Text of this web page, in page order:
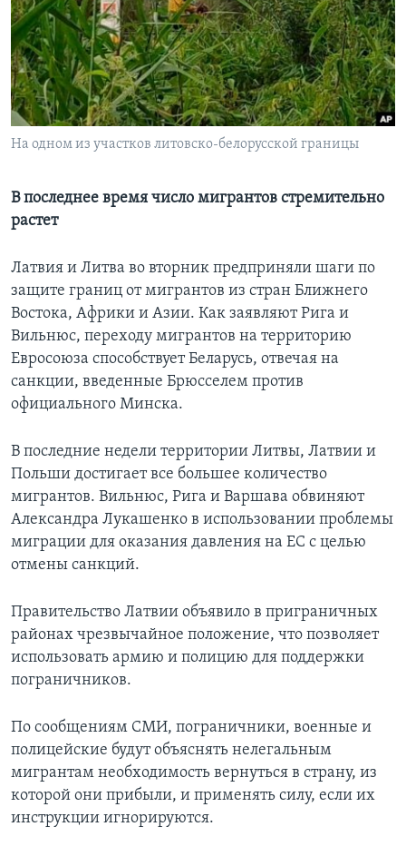
Learning English
СОЦИАЛЬНЫЕ СЕТИ
На одном из участков литовско-белорусской границы
В последнее время число мигрантов стремительно
растет
Латвия и Литва во вторник предприняли шаги по
защите границ от мигрантов из стран Ближнего
Востока, Африки и Азии. Как заявляют Рига и
Вильнюс, переходу мигрантов на территорию
Евросоюза способствует Беларусь, отвечая на
санкции, введенные Брюсселем против
официального Минска.
В последние недели территории Литвы, Латвии и
Польши достигает все большее количество
мигрантов. Вильнюс, Рига и Варшава обвиняют
Александра Лукашенко в использовании проблемы
миграции для оказания давления на ЕС с целью
отмены санкций.
Правительство Латвии объявило в приграничных
районах чрезвычайное положение, что позволяет
использовать армию и полицию для поддержки
пограничников.
По сообщениям СМИ, пограничники, военные и
полицейские будут объяснять нелегальным
мигрантам необходимость вернуться в страну, из
которой они прибыли, и применять силу, если их
инструкции игнорируются.